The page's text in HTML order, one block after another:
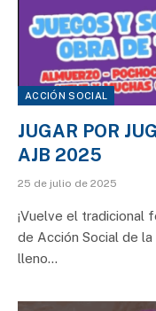
ACCIÓN SOCIAL
JUGAR POR
AJB 2025
25 de julio de 2025
¡Vuelve el tradicional
de Acción Social de
lleno…